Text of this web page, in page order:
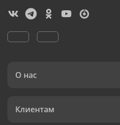
О нас
Клиентам